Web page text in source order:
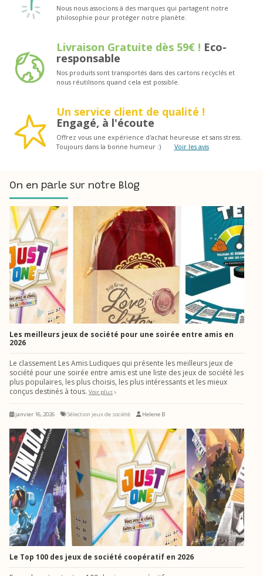
Nous nous associons à des marques qui partagent notre
philosophie pour protéger notre planète.
Livraison Gratuite dès 59€ ! Eco-
responsable
Nos produits sont transportés dans des cartons recyclés et
nous réutilisons quand cela est possible.
Un service client de qualité !
Engagé, à l'écoute
Offrez vous une expérience d'achat heureuse et sans stress.
Toujours dans la bonne humeur :)
Voir les avis
On en parle sur notre Blog
Les meilleurs jeux de société pour une soirée entre amis en
2026
Le classement Les Amis Ludiques qui présente les meilleurs jeux de
société pour une soirée entre amis est une liste des jeux de société les
plus populaires, les plus choisis, les plus intéressants et les mieux
conçus destinés à tous. Voir plus
janvier 16, 2026 Sélection jeux de société Helene B
Le Top 100 des jeux de société coopératif en 2026